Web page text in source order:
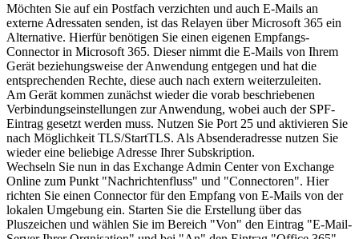
Möchten Sie auf ein Postfach verzichten und auch E-Mails an
externe Adressaten senden, ist das Relayen über Microsoft 365 ein
Alternative. Hierfür benötigen Sie einen eigenen Empfangs-
Connector in Microsoft 365. Dieser nimmt die E-Mails von Ihrem
Gerät beziehungsweise der Anwendung entgegen und hat die
entsprechenden Rechte, diese auch nach extern weiterzuleiten.
Am Gerät kommen zunächst wieder die vorab beschriebenen
Verbindungseinstellungen zur Anwendung, wobei auch der SPF-
Eintrag gesetzt werden muss. Nutzen Sie Port 25 und aktivieren Sie
nach Möglichkeit TLS/StartTLS. Als Absenderadresse nutzen Sie
wieder eine beliebige Adresse Ihrer Subskription.
Wechseln Sie nun in das Exchange Admin Center von Exchange
Online zum Punkt "Nachrichtenfluss" und "Connectoren". Hier
richten Sie einen Connector für den Empfang von E-Mails von der
lokalen Umgebung ein. Starten Sie die Erstellung über das
Pluszeichen und wählen Sie im Bereich "Von" den Eintrag "E-Mail-